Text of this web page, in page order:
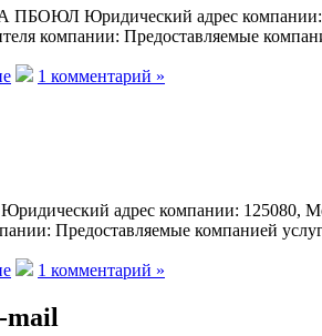
Юридический адрес компании:
компании: Предоставляемые
1 комментарий »
адрес компании: 125080,
Предоставляемые компанией
1 комментарий »
mail